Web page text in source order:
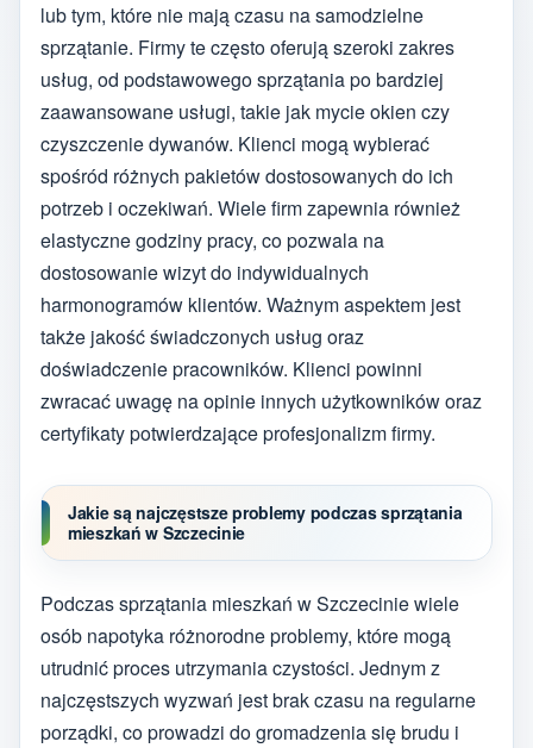
lub tym, które nie mają czasu na samodzielne
sprzątanie. Firmy te często oferują szeroki zakres
usług, od podstawowego sprzątania po bardziej
zaawansowane usługi, takie jak mycie okien czy
czyszczenie dywanów. Klienci mogą wybierać
spośród różnych pakietów dostosowanych do ich
potrzeb i oczekiwań. Wiele firm zapewnia również
elastyczne godziny pracy, co pozwala na
dostosowanie wizyt do indywidualnych
harmonogramów klientów. Ważnym aspektem jest
także jakość świadczonych usług oraz
doświadczenie pracowników. Klienci powinni
zwracać uwagę na opinie innych użytkowników oraz
certyfikaty potwierdzające profesjonalizm firmy.
Jakie są najczęstsze problemy podczas sprzątania
mieszkań w Szczecinie
Podczas sprzątania mieszkań w Szczecinie wiele
osób napotyka różnorodne problemy, które mogą
utrudnić proces utrzymania czystości. Jednym z
najczęstszych wyzwań jest brak czasu na regularne
porządki, co prowadzi do gromadzenia się brudu i